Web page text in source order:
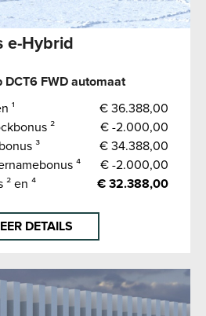
e-Hybrid
DCT6 FWD automaat
¹
€ 36.388,00
²
€ -2.000,00
³
€ 34.388,00
⁴
€ -2.000,00
² en ⁴
€ 32.388,00
DETAILS